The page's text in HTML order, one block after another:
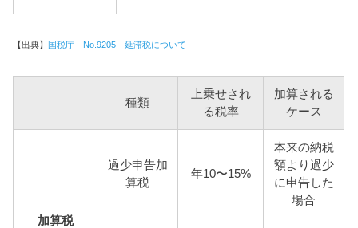
【出典】 国税庁 No.9205 延滞税について
種類
上乗せされ
る税率
加算される
ケース
加算税
過少申告加
算税
年10〜15%
本来の納税
額より過少
に申告した
場合